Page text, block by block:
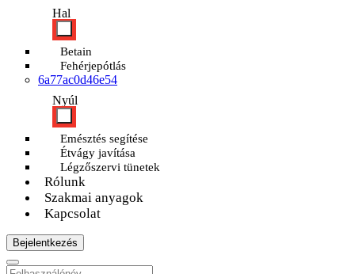
Hal
Betain
Fehérjepótlás
6a77ac0d46e54
Nyúl
Emésztés segítése
Étvágy javítása
Légzőszervi tünetek
Rólunk
Szakmai anyagok
Kapcsolat
Bejelentkezés